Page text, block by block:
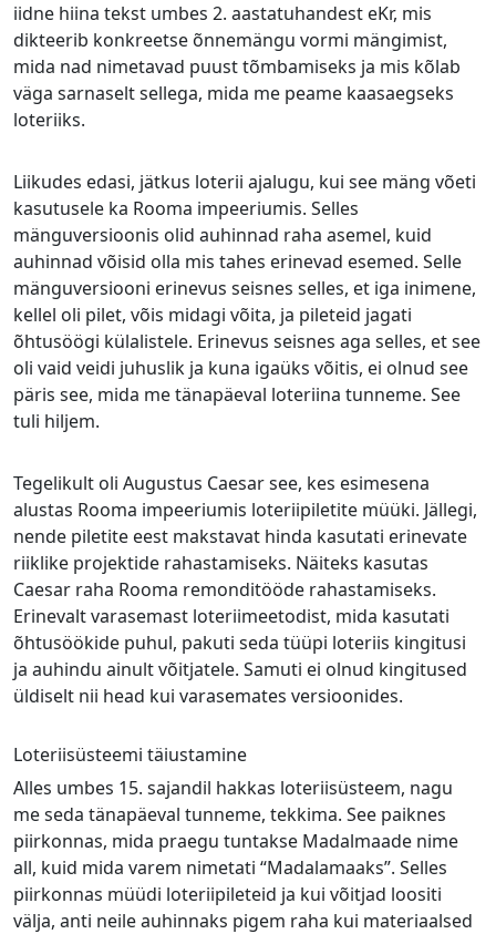
iidne hiina tekst umbes 2. aastatuhandest eKr, mis
dikteerib konkreetse õnnemängu vormi mängimist,
mida nad nimetavad puust tõmbamiseks ja mis kõlab
väga sarnaselt sellega, mida me peame kaasaegseks
loteriiks.
Liikudes edasi, jätkus loterii ajalugu, kui see mäng võeti
kasutusele ka Rooma impeeriumis. Selles
mänguversioonis olid auhinnad raha asemel, kuid
auhinnad võisid olla mis tahes erinevad esemed. Selle
mänguversiooni erinevus seisnes selles, et iga inimene,
kellel oli pilet, võis midagi võita, ja pileteid jagati
õhtusöögi külalistele. Erinevus seisnes aga selles, et see
oli vaid veidi juhuslik ja kuna igaüks võitis, ei olnud see
päris see, mida me tänapäeval loteriina tunneme. See
tuli hiljem.
Tegelikult oli Augustus Caesar see, kes esimesena
alustas Rooma impeeriumis loteriipiletite müüki. Jällegi,
nende piletite eest makstavat hinda kasutati erinevate
riiklike projektide rahastamiseks. Näiteks kasutas
Caesar raha Rooma remonditööde rahastamiseks.
Erinevalt varasemast loteriimeetodist, mida kasutati
õhtusöökide puhul, pakuti seda tüüpi loteriis kingitusi
ja auhindu ainult võitjatele. Samuti ei olnud kingitused
üldiselt nii head kui varasemates versioonides.
Loteriisüsteemi täiustamine
Alles umbes 15. sajandil hakkas loteriisüsteem, nagu
me seda tänapäeval tunneme, tekkima. See paiknes
piirkonnas, mida praegu tuntakse Madalmaade nime
all, kuid mida varem nimetati “Madalamaaks”. Selles
piirkonnas müüdi loteriipileteid ja kui võitjad loositi
välja, anti neile auhinnaks pigem raha kui materiaalsed